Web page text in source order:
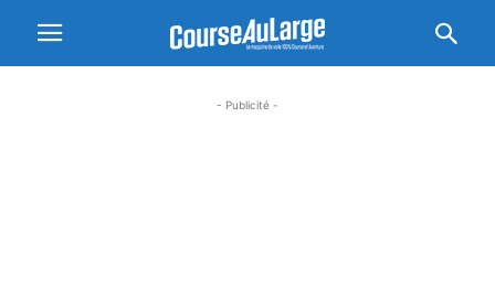
- Publicité -